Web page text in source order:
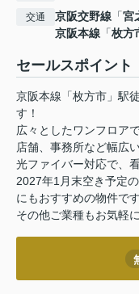
交通 京阪交野線 「宮
京阪本線 「枚方
セールスポイント
京阪本線「枚方市」駅
す！
広々としたワンフロア
店舗、事務所など幅広
光ファイバー対応で、
2027年1月末空き予定
にもおすすめの物件です
その他ご業種もお気軽